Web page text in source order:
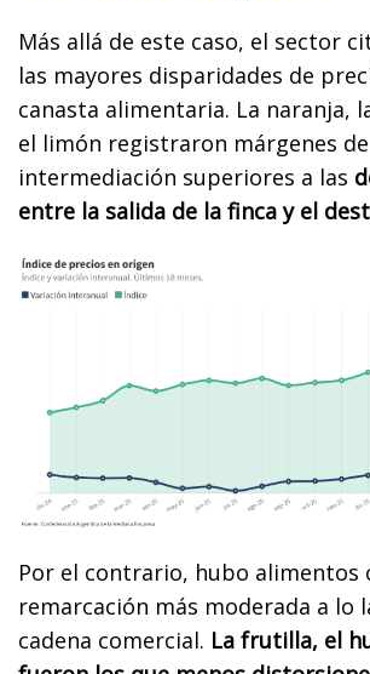
Más allá de este caso, el sector
las mayores disparidades de
canasta alimentaria. La naranja,
el limón registraron márgenes de
intermediación superiores a las
entre la salida de la finca y el
Por el contrario, hubo alimentos
remarcación más moderada a lo
cadena comercial. La frutilla, el